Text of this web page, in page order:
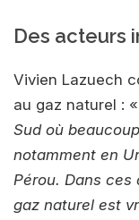
Des acteurs
Vivien Lazuech
au gaz naturel : «
Sud où
notamment en
Pérou. Dans ces
gaz naturel est